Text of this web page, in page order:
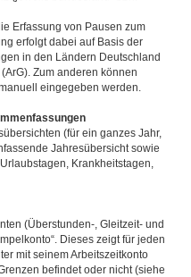
Erfassung von Pausen zum
erfolgt dabei auf Basis der
in den Ländern Deutschland
Zum anderen können
eingegeben werden.
(für ein ganzes Jahr,
Jahresübersicht sowie
Krankheitstagen,
(Überstunden-, Gleitzeit- und
Dieses zeigt für jeden
mit seinem Arbeitszeitkonto
befindet oder nicht (siehe